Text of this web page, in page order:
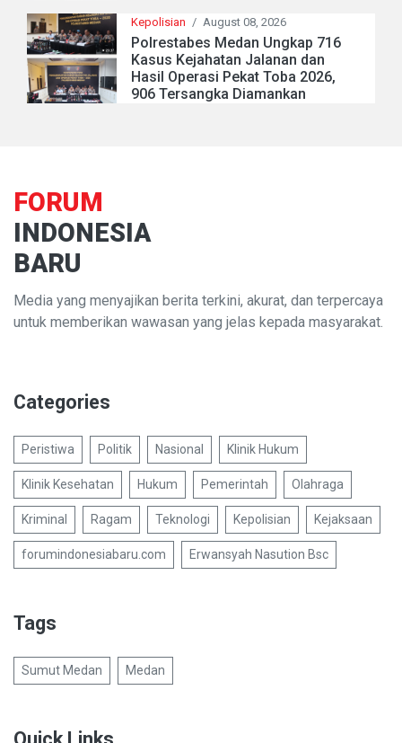
Kepolisian / August 08, 2026
Polrestabes Medan Ungkap 716
Kasus Kejahatan Jalanan dan
Hasil Operasi Pekat Toba 2026,
906 Tersangka Diamankan
FORUM
INDONESIA
BARU
Media yang menyajikan berita terkini, akurat, dan terpercaya
untuk memberikan wawasan yang jelas kepada masyarakat.
Categories
Peristiwa Politik Nasional Klinik Hukum
Klinik Kesehatan Hukum Pemerintah Olahraga
Kriminal Ragam Teknologi Kepolisian Kejaksaan
forumindonesiabaru.com Erwansyah Nasution Bsc
Tags
Sumut Medan Medan